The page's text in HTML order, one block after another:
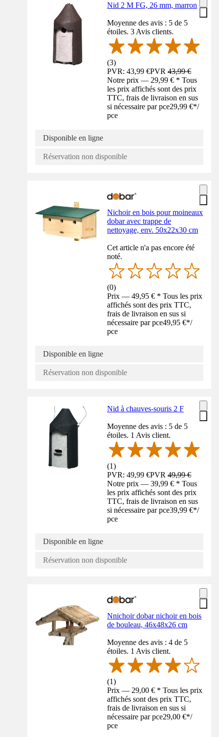
Nid 2 M FG, 26 mm, marron
Moyenne des avis : 5 de 5
étoiles. 3 Avis clients.
(3)
PVR: 43,99 €PVR43,99 €
Notre prix — 29,99 € * Tous
les prix affichés sont des prix
TTC, frais de livraison en sus
si nécessaire par pce29,99 €*/
pce
Disponible en ligne
Réservation non disponible
Nichoir en bois pour moineaux
dobar avec trappe de
nettoyage, env. 50x22x30 cm
Cet article n'a pas encore été
noté.
(0)
Prix — 49,95 € * Tous les prix
affichés sont des prix TTC,
frais de livraison en sus si
nécessaire par pce49,95 €*/
pce
Disponible en ligne
Réservation non disponible
Nid à chauves-souris 2 F
Moyenne des avis : 5 de 5
étoiles. 1 Avis client.
(1)
PVR: 49,99 €PVR49,99 €
Notre prix — 39,99 € * Tous
les prix affichés sont des prix
TTC, frais de livraison en sus
si nécessaire par pce39,99 €*/
pce
Disponible en ligne
Réservation non disponible
Nnichoir dobar nichoir en bois
de bouleau, 46x48x26 cm
Moyenne des avis : 4 de 5
étoiles. 1 Avis client.
(1)
Prix — 29,00 € * Tous les prix
affichés sont des prix TTC,
frais de livraison en sus si
nécessaire par pce29,00 €*/
pce